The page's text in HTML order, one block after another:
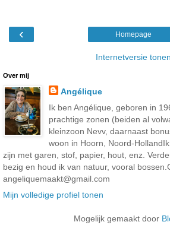
‹ Homepage
Internetversie tonen
Over mij
Angélique
Ik ben Angélique, geboren in
prachtige zonen (beiden al
kleinzoon Nevv, daarnaast
woon in Hoorn, Noord-
zijn met garen, stof, papier, hout, enz.
bezig en houd ik van natuur, vooral
angeliquemaakt@gmail.com
Mijn volledige profiel tonen
Mogelijk gemaakt door